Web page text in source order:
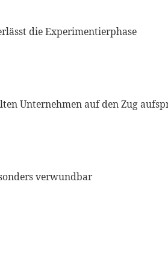
die Experimentierphase
Unternehmen auf den Zug
verwundbar